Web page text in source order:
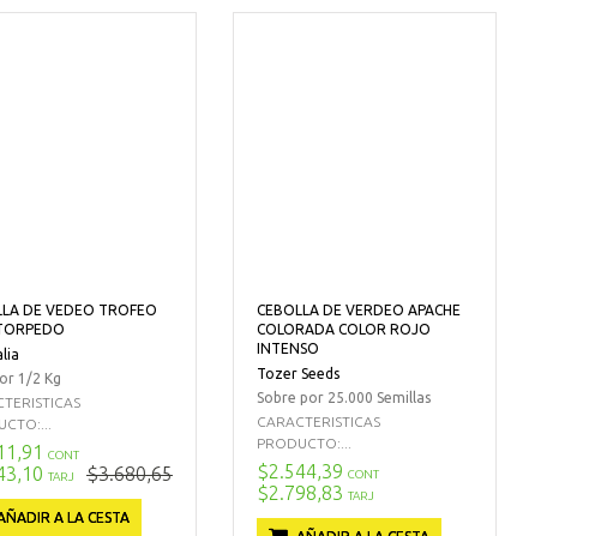
DE VEDEO TROFEO
1/2 Kg
CONT
TARJ $3.680,65
A LA CESTA
CEBOLLA DE VERDEO APACHE
COLORADA COLOR ROJO
INTENSO
Tozer Seeds
Sobre por 25.000 Semillas
CARACTERISTICAS
PRODUCTO:...
$2.544,39 CONT
$2.798,83 TARJ